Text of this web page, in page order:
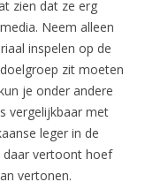
zien dat ze erg
Neem alleen
inspelen op de
zit moeten
je onder andere
vergelijkbaar met
leger in de
daar vertoont hoef
vertonen.